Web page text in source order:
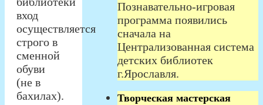
вход
осуществляется
строго в
сменной
обуви
(не в
бахилах).
Познавательно-игровая
программа появились
сначала на
Централизованная система
детских библиотек
г.Ярославля.
Творческая мастерская